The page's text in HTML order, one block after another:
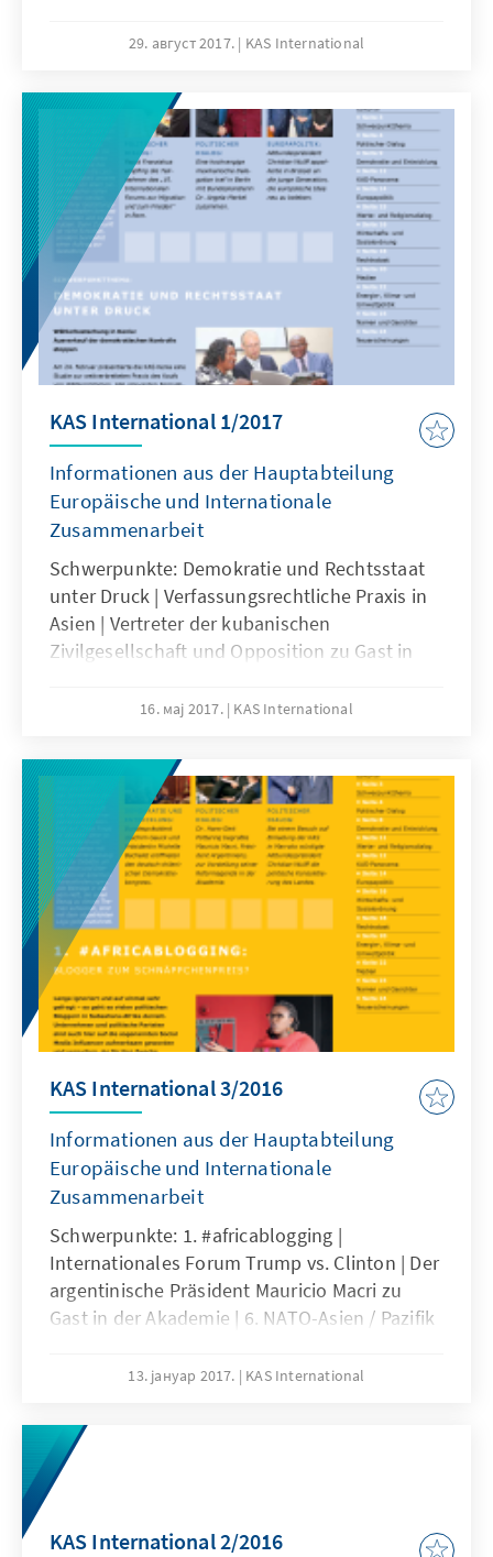
für Europa" u.a.29. август 2017. KAS International
KAS International 1/2017
Informationen aus der Hauptabteilung
Europäische und Internationale
Zusammenarbeit
Schwerpunkte: Demokratie und Rechtsstaat
unter Druck | Verfassungsrechtliche Praxis in
Asien | Vertreter der kubanischen
Zivilgesellschaft und Opposition zu Gast in
Lösungen in der Flüchtlingsfrage u.a.
16. мај 2017. KAS International
KAS International 3/2016
Informationen aus der Hauptabteilung
Europäische und Internationale
Zusammenarbeit
Schwerpunkte: 1. #africablogging |
Internationales Forum Trump vs. Clinton | Der
argentinische Präsident Mauricio Macri zu
Gast in der Akademie | 6. NATO-Asien / Pazifik
Demokratiekongress in Chile u.a.
13. јануар 2017. KAS International
KAS International 2/2016